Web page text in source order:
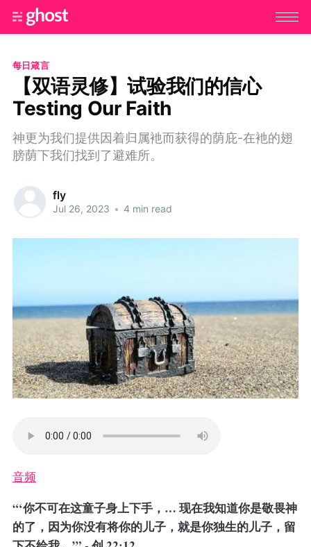
每日箴言
【双语灵修】试验我们的信心
Testing Our Faith
神更为我们提供因着归属衪而获得的荫庇-在衪的翅
膀荫下我们找到了避难所。
fly
Jul 26, 2023 • 4 min read
音频
“‘你不可在这童子身上下手，… 现在我知道你是敬畏神
的了，因为你没有将你的儿子，就是你独生的儿子，留